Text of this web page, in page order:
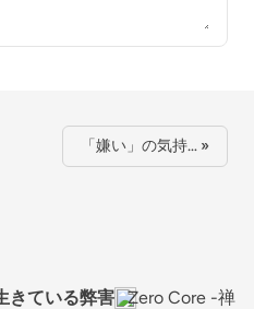
「嫌い」の気持… »
きている弊害 Zero Core -禅